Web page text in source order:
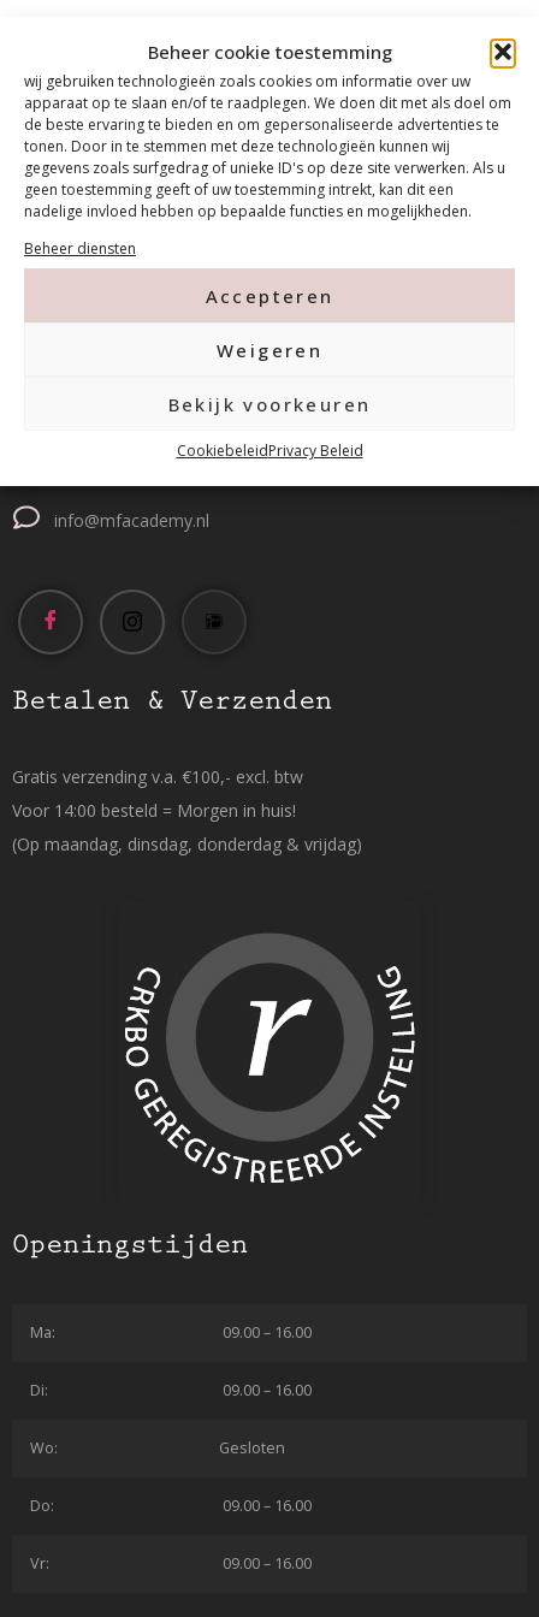
Beheer cookie toestemming
wij gebruiken technologieën zoals cookies om informatie over uw
apparaat op te slaan en/of te raadplegen. We doen dit met als doel om
de beste ervaring te bieden en om gepersonaliseerde advertenties te
tonen. Door in te stemmen met deze technologieën kunnen wij
gegevens zoals surfgedrag of unieke ID's op deze site verwerken. Als u
geen toestemming geeft of uw toestemming intrekt, kan dit een
nadelige invloed hebben op bepaalde functies en mogelijkheden.
Beheer diensten
Accepteren
Weigeren
Bekijk voorkeuren
CookiebeleidPrivacy Beleid
Contact
Tanthofdreef 7 2623 EW Delft
info@mfacademy.nl
Betalen & Verzenden
Gratis verzending v.a. €100,- excl. btw
Voor 14:00 besteld = Morgen in huis!
(Op maandag, dinsdag, donderdag & vrijdag)
Openingstijden
Ma: 09.00 – 16.00
Di: 09.00 – 16.00
Wo: Gesloten
Do: 09.00 – 16.00
Vr: 09.00 – 16.00